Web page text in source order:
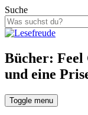
Suche
Bücher:
und eine
Toggle menu